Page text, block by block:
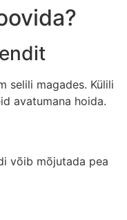
selili magades. Külili
avatumana hoida.
võib mõjutada pea